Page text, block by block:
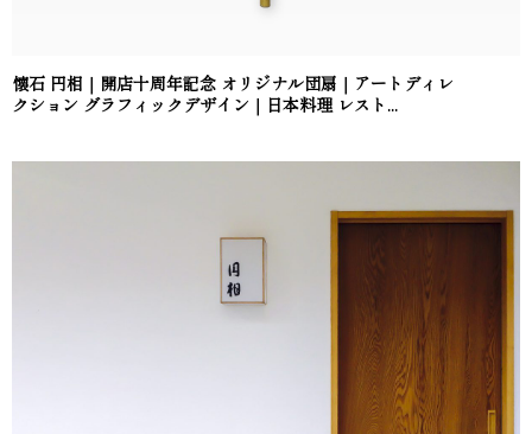
懐石 円相｜開店十周年記念 オリジナル団扇｜アートディレ
クション グラフィックデザイン｜日本料理 レスト...